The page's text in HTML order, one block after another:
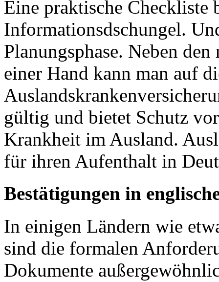
Eine praktische Checkliste
Informationsdschungel.
Planungsphase. Neben
einer Hand kann man auf
gültig und bietet Schutz
Krankheit im Ausland.
für ihren Aufenthalt in
Bestätigungen in
In einigen Ländern wie
sind die formalen
Dokumente